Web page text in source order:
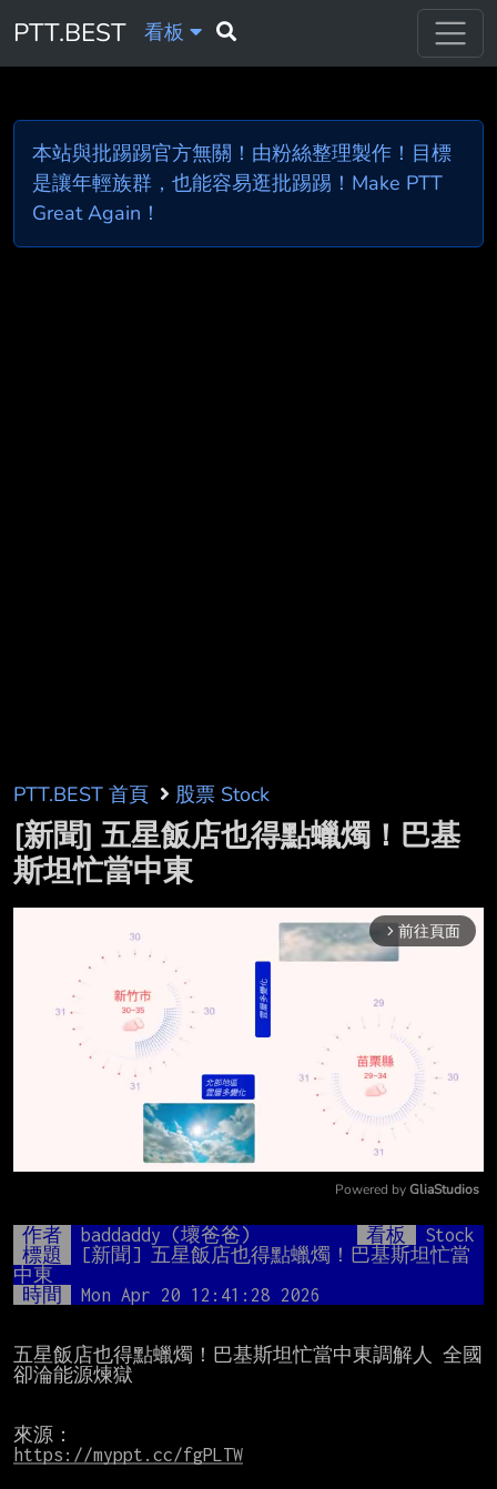
PTT.BEST 看板
本站與批踢踢官方無關！由粉絲整理製作！目標
是讓年輕族群，也能容易逛批踢踢！Make PTT
Great Again！
PTT.BEST 首頁 股票 Stock
[新聞] 五星飯店也得點蠟燭！巴基
斯坦忙當中東
arrow_forward_ios 前往頁面
Mute
Powered by GliaStudios
作者 baddaddy (壞爸爸) 看板
Stock
標題
[新聞] 五星飯店也得點蠟燭！巴基斯坦忙當
中東
時間
Mon Apr 20 12:41:28 2026
五星飯店也得點蠟燭！巴基斯坦忙當中東調解人 全國
卻淪能源煉獄
https://myppt.cc/fgPLTW